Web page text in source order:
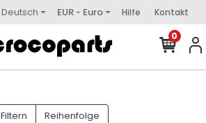
Deutsch EUR - Euro Hilfe Kontakt
0
Filtern Reihenfolge